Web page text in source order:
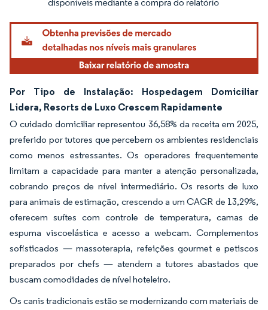
Por Tipo de Instalação: Hospedagem Domiciliar
Lidera, Resorts de Luxo Crescem Rapidamente
O cuidado domiciliar representou 36,58% da receita em 2025,
preferido por tutores que percebem os ambientes residenciais
como menos estressantes. Os operadores frequentemente
limitam a capacidade para manter a atenção personalizada,
cobrando preços de nível intermediário. Os resorts de luxo
para animais de estimação, crescendo a um CAGR de 13,29%,
oferecem suítes com controle de temperatura, camas de
espuma viscoelástica e acesso a webcam. Complementos
sofisticados — massoterapia, refeições gourmet e petiscos
preparados por chefs — atendem a tutores abastados que
buscam comodidades de nível hoteleiro.
Os canis tradicionais estão se modernizando com materiais de